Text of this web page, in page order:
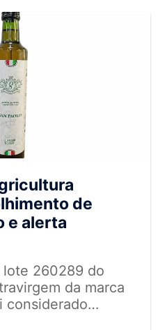
alimentar e
de
e alerta
260289 do
da marca
considerado
humano após